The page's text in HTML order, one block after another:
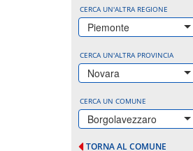
CERCA UN'ALTRA REGIONE
Piemonte
CERCA UN'ALTRA PROVINCIA
Novara
CERCA UN COMUNE
Borgolavezzaro
TORNA AL COMUNE